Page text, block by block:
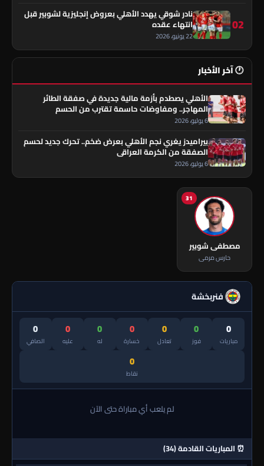
02
نادر شوقي يهدد الأهلي بعروض إنجليزية لشوبير قبل
انتهاء عقده
22 يونيو، 2026
🕐 آخر الأخبار
الأهلي يصطدم بأزمة مالية جديدة في صفقة الطائر
المهاجر.. ومفاوضات حاسمة تقترب من الحسم
6 يوليو، 2026
بيراميدز يغري نجم الأهلي بعرض ضخم.. تحرك جديد لحسم
الصفقة من الكرمة العراقي
6 يوليو، 2026
31
مصطفى شوبير
حارس مرمى
فنربخشة
0
مباريات
0
فوز
0
تعادل
0
خسارة
0
له
0
عليه
0
الصافي
0
نقاط
لم يلعب أي مباراة حتى الآن
⏰ المباريات القادمة (34)